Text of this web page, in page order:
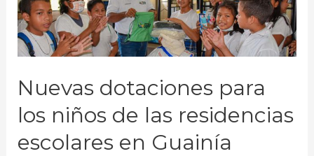
Nuevas dotaciones para
los niños de las residencias
escolares en Guainía